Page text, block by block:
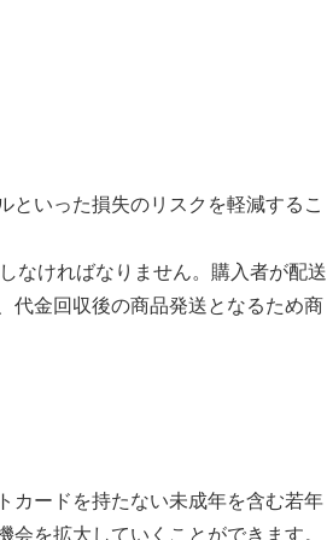
いった損失のリスクを軽減するこ
なければなりません。購入者が配送
代金回収後の商品発送となるため商
カードを持たない未成年を含む若年
を拡大していくことができます。